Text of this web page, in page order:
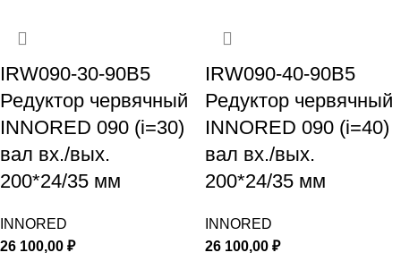
IRW090-30-90B5
Редуктор червячный
INNORED 090 (i=30)
вал вх./вых.
200*24/35 мм
INNORED
26 100,00 ₽
IRW090-40-90B5
Редуктор червячный
INNORED 090 (i=40)
вал вх./вых.
200*24/35 мм
INNORED
26 100,00 ₽